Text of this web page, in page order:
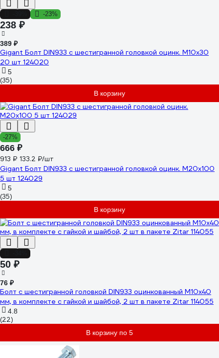
-23%
238 ₽
389 ₽
Gigant Болт DIN933 с шестигранной головкой оцинк. М10x30
20 шт 124020
5
(35)
В корзину
-27%
666 ₽
913 ₽ 133.2 ₽/шт
Gigant Болт DIN933 с шестигранной головкой оцинк. М20x100
5 шт 124029
5
(35)
В корзину
50 ₽
76 ₽
Болт с шестигранной головкой DIN933 оцинкованный М10x40
мм, в комплекте с гайкой и шайбой, 2 шт в пакете Zitar 114055
4.8
(22)
В корзину по 5